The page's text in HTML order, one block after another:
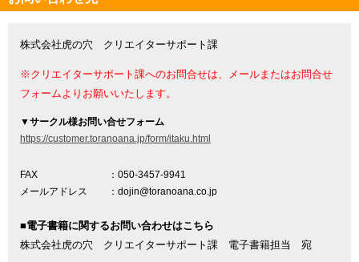
株式会社虎の穴 クリエイターサポート課
※クリエイターサポート課へのお問合せは、メールまたはお問合せ
フォームよりお願いいたします。
▼サークル様お問い合せフォーム
https://customer.toranoana.jp/form/itaku.html
FAX
：050-3457-9941
メールアドレス
：dojin@toranoana.co.jp
■電子書籍に関するお問い合わせはこちら
株式会社虎の穴 クリエイターサポート課 電子書籍担当 宛